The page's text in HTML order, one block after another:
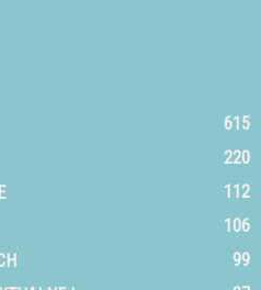
615
220
112
106
99